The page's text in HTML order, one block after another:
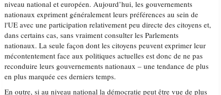
niveau national et européen. Aujourd’hui, les gouvernements
nationaux expriment généralement leurs préférences au sein de
l'UE avec une participation relativement peu directe des citoyens et,
dans certains cas, sans vraiment consulter les Parlements
nationaux. La seule façon dont les citoyens peuvent exprimer leur
mécontentement face aux politiques actuelles est donc de ne pas
reconduire leurs gouvernements nationaux – une tendance de plus
en plus marquée ces derniers temps.
En outre, si au niveau national la démocratie peut être vue de plus